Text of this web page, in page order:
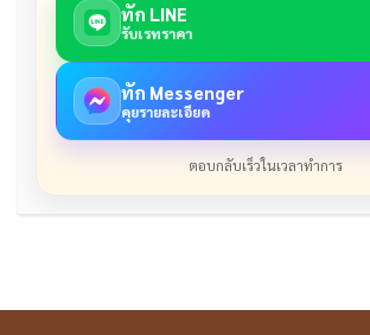
ทัก LINE
รับเรทราคา
ทัก Messenger
คุยรายละเอียด
ตอบกลับเร็วในเวลาทำการ